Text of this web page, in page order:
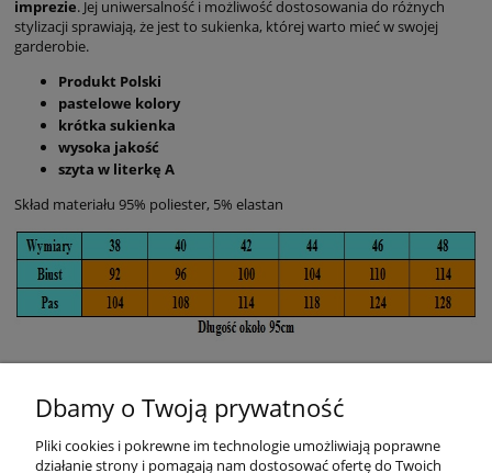
imprezie. Jej uniwersalność i możliwość dostosowania do różnych
stylizacji sprawiają, że jest to sukienka, której warto mieć w swojej
garderobie.
Produkt Polski
pastelowe kolory
krótka sukienka
wysoka jakość
szyta w literkę A
Skład materiału 95% poliester, 5% elastan
Dbamy o Twoją prywatność
Pliki cookies i pokrewne im technologie umożliwiają poprawne
działanie strony i pomagają nam dostosować ofertę do Twoich